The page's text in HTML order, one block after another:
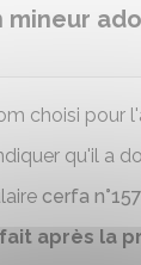
choisi pour
qu'il a
cerfa
après la